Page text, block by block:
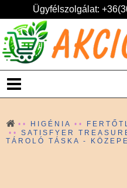
Ügyfélszolgálat:
HIGÉNIA
SATISFYER
TÁROLÓ TÁSKA -